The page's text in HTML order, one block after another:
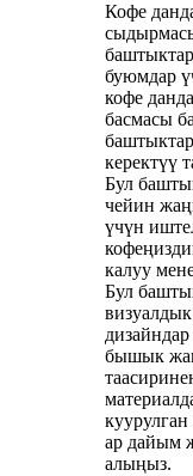
Кофе
буюмдар
кофе
басмасы
керектүү
Бул
чейин
үчүн
калуу
Бул
бышык
ар дайым
алыңыз.